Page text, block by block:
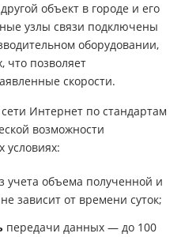
объект в городе и его
узлы связи подключены
оборудовании,
что позволяет
скорости.
Интернет по стандартам
возможности
условиях:
учета объема полученной и
зависит от времени суток;
передачи данных — до 100